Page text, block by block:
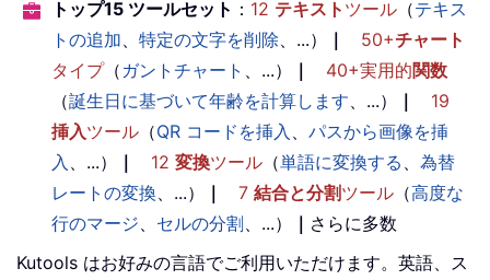
トップ15 ツールセット ： 12 テキスト ツール （テキス
トの追加
特定の文字を削除 、...） ｜ 50+チャート
タイプ（ ガントチャート 、...） ｜ 40+実用的関数
（誕生日に基づいて年齢を計算します 、...） ｜
19
挿入ツール （QR コードを挿入
パスから画像を挿
入
、...） ｜ 12 変換ツール （単語に変換する
為替
レートの変換 、...） ｜ 7 結合と分割ツール （高度な
行のマージ
セルの分割 、...） ｜ さらに多数
Kutools はお好みの言語でご利用いただけます。英語、ス